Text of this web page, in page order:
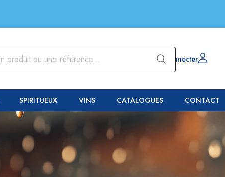
Se connecter
SPIRITUEUX VINS CATALOGUES CONTACT